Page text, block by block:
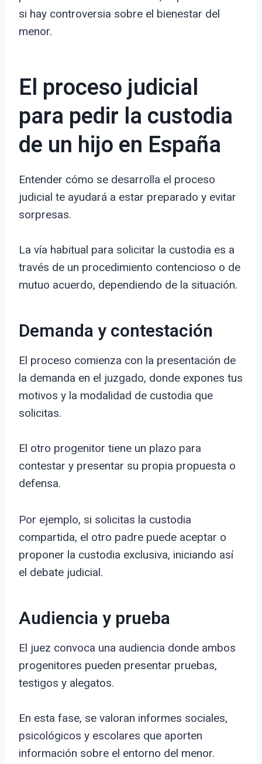
si hay controversia sobre el bienestar del
menor.
El proceso judicial
para pedir la custodia
de un hijo en España
Entender cómo se desarrolla el proceso
judicial te ayudará a estar preparado y evitar
sorpresas.
La vía habitual para solicitar la custodia es a
través de un procedimiento contencioso o de
mutuo acuerdo, dependiendo de la situación.
Demanda y contestación
El proceso comienza con la presentación de
la demanda en el juzgado, donde expones tus
motivos y la modalidad de custodia que
solicitas.
El otro progenitor tiene un plazo para
contestar y presentar su propia propuesta o
defensa.
Por ejemplo, si solicitas la custodia
compartida, el otro padre puede aceptar o
proponer la custodia exclusiva, iniciando así
el debate judicial.
Audiencia y prueba
El juez convoca una audiencia donde ambos
progenitores pueden presentar pruebas,
testigos y alegatos.
En esta fase, se valoran informes sociales,
psicológicos y escolares que aporten
información sobre el entorno del menor.